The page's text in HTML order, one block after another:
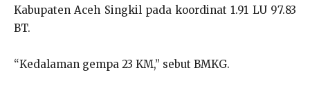
Kabupaten Aceh Singkil pada koordinat 1.91 LU 97.83
BT.
“Kedalaman gempa 23 KM,” sebut BMKG.